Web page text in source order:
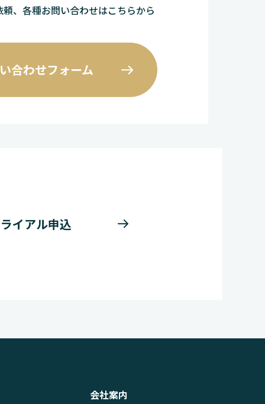
、各種お問い合わせはこちらから
合わせフォーム
イアル申込
会社案内